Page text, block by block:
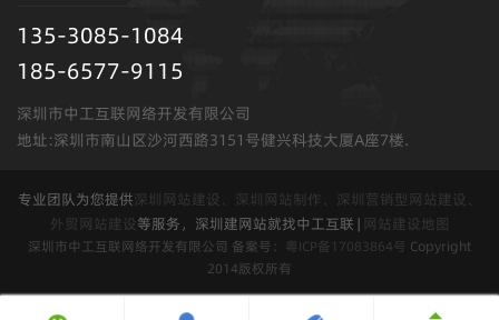
135-3085-1084
185-6577-9115
深圳市中工互联网络开发有限公司
地址:深圳市南山区沙河西路3151号健兴科技大厦A座7楼.
专业团队为您提供深圳网站建设、深圳网站制作、深圳营销型网站建设、
外贸网站建设等服务，深圳建网站就找中工互联 | 网站建设地图
深圳市中工互联网络开发有限公司 备案号： 粤ICP备17083864号 Copyright
2014版权所有